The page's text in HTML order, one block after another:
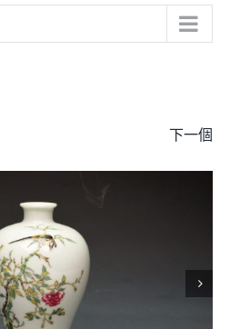
下一個
